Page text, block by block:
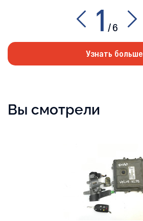
1 /6
Узнать больше
Вы смотрели